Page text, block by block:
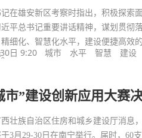
在雄安新区考察时指出，积极探索
平总书记重要讲话精神，谋划贯彻
细化、智慧化水平，建设便捷高效
日 9:20 城市 水平 智慧 建设
市”建设创新应用大赛
西壮族自治区住房和城乡建设厅消息
3月29-30日在南宁举行。届时，60